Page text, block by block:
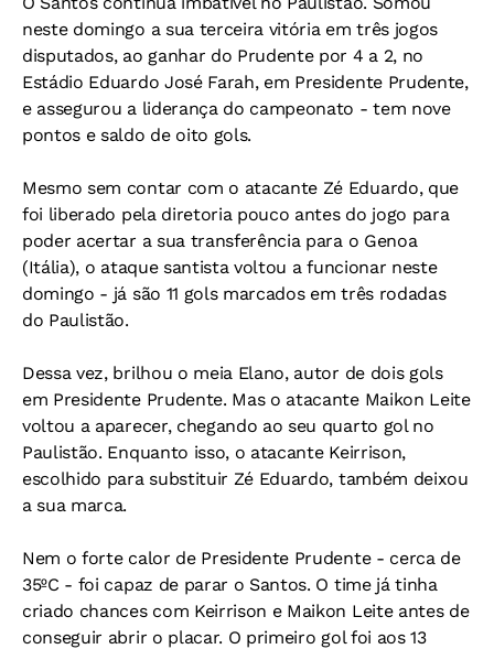
neste domingo a sua terceira vitória em três jogos
disputados, ao ganhar do Prudente por 4 a 2, no
Estádio Eduardo José Farah, em Presidente Prudente,
e assegurou a liderança do campeonato - tem nove
pontos e saldo de oito gols.
Mesmo sem contar com o atacante Zé Eduardo, que
foi liberado pela diretoria pouco antes do jogo para
poder acertar a sua transferência para o Genoa
(Itália), o ataque santista voltou a funcionar neste
domingo - já são 11 gols marcados em três rodadas
do Paulistão.
Dessa vez, brilhou o meia Elano, autor de dois gols
em Presidente Prudente. Mas o atacante Maikon Leite
voltou a aparecer, chegando ao seu quarto gol no
Paulistão. Enquanto isso, o atacante Keirrison,
escolhido para substituir Zé Eduardo, também deixou
a sua marca.
Nem o forte calor de Presidente Prudente - cerca de
35ºC - foi capaz de parar o Santos. O time já tinha
criado chances com Keirrison e Maikon Leite antes de
conseguir abrir o placar. O primeiro gol foi aos 13